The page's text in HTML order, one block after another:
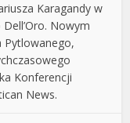
Karagandy w
Nowym
Pytlowanego,
Konferencji
News.